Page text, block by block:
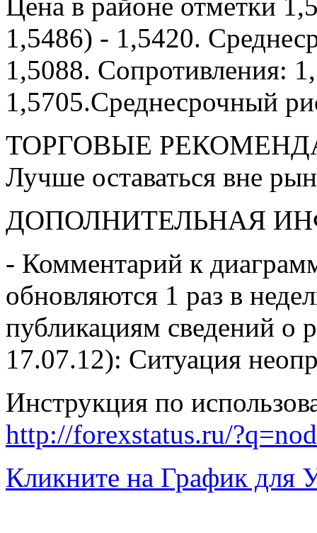
Цена в районе отметки
1,5486) - 1,5420.
1,5088. Сопротивления:
1,5705.Среднесрочный
ТОРГОВЫЕ
Лучше оставаться вне
ДОПОЛНИТЕЛЬНАЯ
- Комментарий к
обновляются 1 раз в
публикациям сведений о
17.07.12): Ситуация
Инструкция по
http://forexstatus.ru/
Кликните на График для